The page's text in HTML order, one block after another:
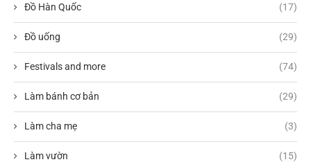
Đồ Hàn Quốc (17)
Đồ uống (29)
Festivals and more (74)
Làm bánh cơ bản (29)
Làm cha mẹ (3)
Làm vườn (15)